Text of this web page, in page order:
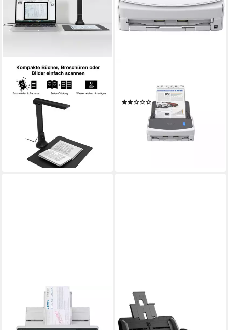
VIISAN
Hochauflösender
Buchscanner,
Dokumentenscanner
Dokumentenscanner
UVP
(4,95 €/ 1 Stk)
lieferbar - in 2-3 Werktagen bei dir
(40 Seiten/Min., 50 Blatt)
(1)
ab 353,42 € UVP441,00 €
lieferbar - in 3-4 Werktagen bei dir